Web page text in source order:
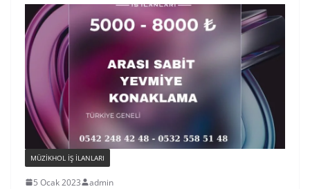
MÜZIKHOL IŞ ILANLARI
5 Ocak 2023 admin